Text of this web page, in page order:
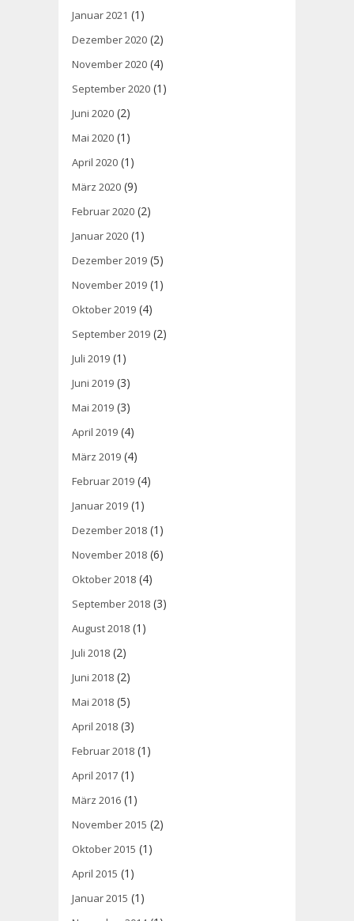
Januar 2021 (1)
Dezember 2020 (2)
November 2020 (4)
September 2020 (1)
Juni 2020 (2)
Mai 2020 (1)
April 2020 (1)
März 2020 (9)
Februar 2020 (2)
Januar 2020 (1)
Dezember 2019 (5)
November 2019 (1)
Oktober 2019 (4)
September 2019 (2)
Juli 2019 (1)
Juni 2019 (3)
Mai 2019 (3)
April 2019 (4)
März 2019 (4)
Februar 2019 (4)
Januar 2019 (1)
Dezember 2018 (1)
November 2018 (6)
Oktober 2018 (4)
September 2018 (3)
August 2018 (1)
Juli 2018 (2)
Juni 2018 (2)
Mai 2018 (5)
April 2018 (3)
Februar 2018 (1)
April 2017 (1)
März 2016 (1)
November 2015 (2)
Oktober 2015 (1)
April 2015 (1)
Januar 2015 (1)